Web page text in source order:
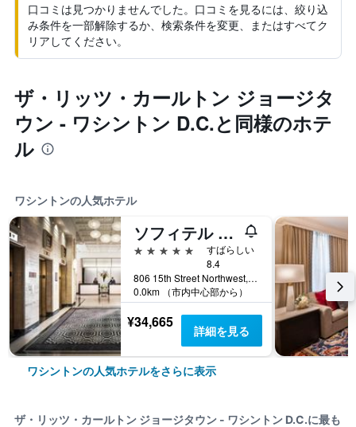
口コミは見つかりませんでした。口コミを見るには、絞り込
み条件を一部解除するか、検索条件を変更、またはすべてク
リアしてください。
ザ・リッツ・カールトン ジョージタ
ウン - ワシントン D.C.と同様のホテ
ル
ワシントンの人気ホテル
ソフィテル ラファイエット スクエア ワシントン DC
5つ星
すばらしい
8.4
806 15th Street Northwest, ワシントン, DC, アメリカ合衆国
0.0km （市内中心部から）
¥34,665 詳細を見る
ワシントンの人気ホテルをさらに表示
ザ・リッツ・カールトン ジョージタウン - ワシントン D.C.に最も